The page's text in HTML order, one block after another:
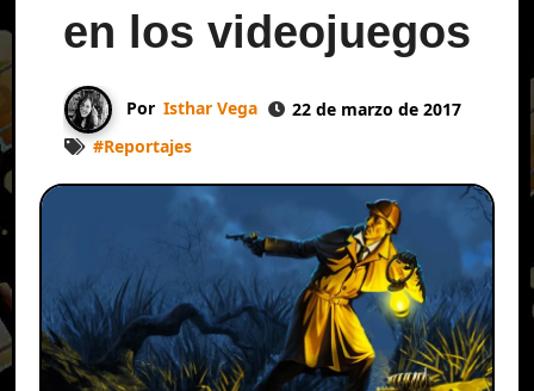
en los videojuegos
Por Isthar Vega
22 de marzo de 2017
#Reportajes